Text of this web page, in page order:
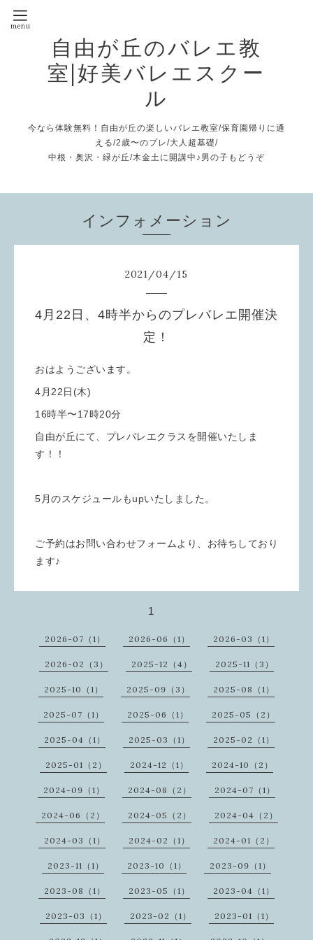
自由が丘のバレエ教
室|好美バレエスクー
ル
今なら体験無料！自由が丘の楽しいバレエ教室/保育園帰りに通
える/2歳〜のプレ/大人超基礎/
中根・奥沢・緑が丘/木金土に開講中♪男の子もどうぞ
インフォメーション
2021/04/15
4月22日、4時半からのプレバレエ開催決
定！
おはようございます。
4月22日(木)
16時半〜17時20分
自由が丘にて、プレバレエクラスを開催いたしま
す！！
5月のスケジュールもupいたしました。
ご予約はお問い合わせフォームより、お待ちしており
ます♪
1
2026-07（1） 2026-06（1） 2026-03（1）
2026-02（3） 2025-12（4） 2025-11（3）
2025-10（1） 2025-09（3） 2025-08（1）
2025-07（1） 2025-06（1） 2025-05（2）
2025-04（1） 2025-03（1） 2025-02（1）
2025-01（2） 2024-12（1） 2024-10（2）
2024-09（1） 2024-08（2） 2024-07（1）
2024-06（2） 2024-05（2） 2024-04（2）
2024-03（1） 2024-02（1） 2024-01（2）
2023-11（1） 2023-10（1） 2023-09（1）
2023-08（1） 2023-05（1） 2023-04（1）
2023-03（1） 2023-02（1） 2023-01（1）